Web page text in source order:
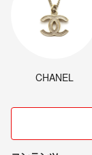
CHANEL